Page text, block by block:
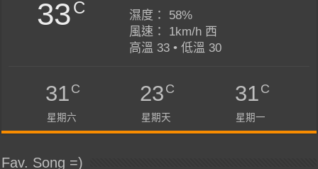
33C
濕度： 58%
風速： 1km/h 西
高溫 33 • 低溫 30
31C
星期六
23C
星期天
31C
星期一
Fav. Song =)